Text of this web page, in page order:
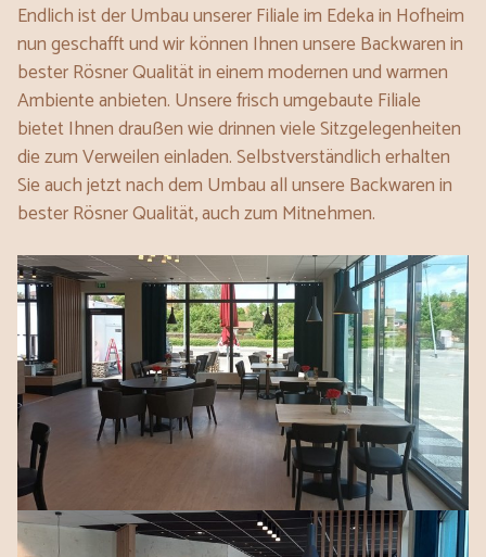
Endlich ist der Umbau unserer Filiale im Edeka in Hofheim
nun geschafft und wir können Ihnen unsere Backwaren in
bester Rösner Qualität in einem modernen und warmen
Ambiente anbieten. Unsere frisch umgebaute Filiale
bietet Ihnen draußen wie drinnen viele Sitzgelegenheiten
die zum Verweilen einladen. Selbstverständlich erhalten
Sie auch jetzt nach dem Umbau all unsere Backwaren in
bester Rösner Qualität, auch zum Mitnehmen.